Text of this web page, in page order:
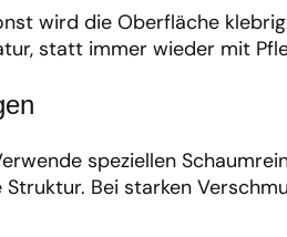
wird die Oberfläche
statt immer wieder mit
speziellen
Bei starken